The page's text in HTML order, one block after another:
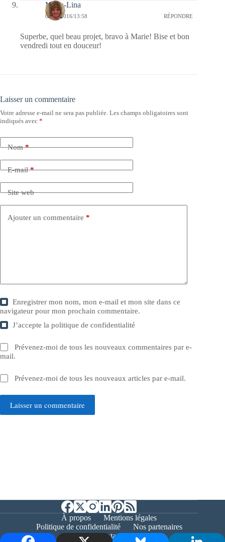
Maria-Lina
01/07/2016/13:58 RÉPONDRE
Superbe, quel beau projet, bravo à Marie! Bise et bon
vendredi tout en douceur!
Laisser un commentaire
Votre adresse e-mail ne sera pas publiée. Les champs obligatoires sont
indiqués avec *
Nom*
E-mail*
Site web
Ajouter un commentaire *
Enregistrer mon nom, mon e-mail et mon site dans ce
navigateur pour mon prochain commentaire.
J’accepte lapolitique de confidentialité
Prévenez-moi de tous les nouveaux commentaires par e-
mail.
Prévenez-moi de tous les nouveaux articles par e-mail.
Laisser un commentaire
À propos
Mentions légales
Politique de confidentialité
Nos partenaires
Contact